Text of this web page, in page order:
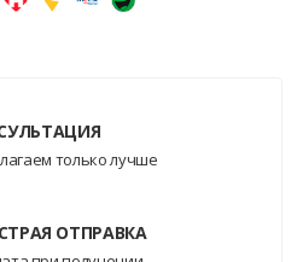
только лучше
ОТПРАВКА